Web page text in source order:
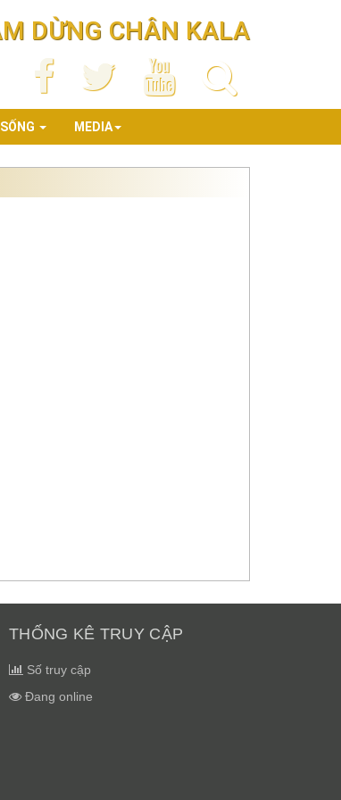
DỪNG CHÂN KALA
MEDIA
THỐNG KÊ TRUY CẬP
Số truy cập
Đang online